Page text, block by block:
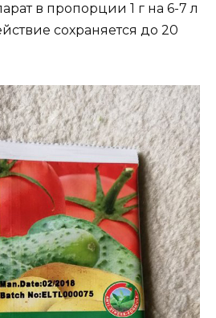
в пропорции 1 г на 6-7 л
сохраняется до 20